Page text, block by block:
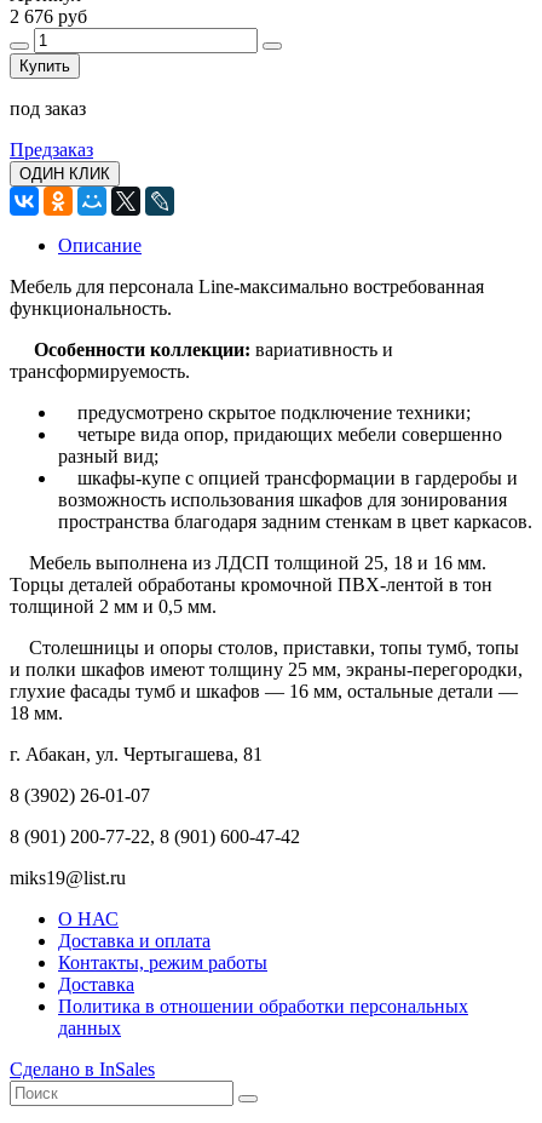
2 676 руб
Купить
под заказ
Предзаказ
ОДИН КЛИК
Описание
Мебель для персонала Line-максимально востребованная
функциональность.
Особенности коллекции: вариативность и
трансформируемость.
предусмотрено скрытое подключение техники;
четыре вида опор, придающих мебели совершенно
разный вид;
шкафы-купе с опцией трансформации в гардеробы и
возможность использования шкафов для зонирования
пространства благодаря задним стенкам в цвет каркасов.
Мебель выполнена из ЛДСП толщиной 25, 18 и 16 мм.
Торцы деталей обработаны кромочной ПВХ-лентой в тон
толщиной 2 мм и 0,5 мм.
Столешницы и опоры столов, приставки, топы тумб, топы
и полки шкафов имеют толщину 25 мм, экраны-перегородки,
глухие фасады тумб и шкафов — 16 мм, остальные детали —
18 мм.
г. Абакан, ул. Чертыгашева, 81
8 (3902) 26-01-07
8 (901) 200-77-22, 8 (901) 600-47-42
miks19@list.ru
О НАС
Доставка и оплата
Контакты, режим работы
Доставка
Политика в отношении обработки персональных
данных
Сделано в InSales